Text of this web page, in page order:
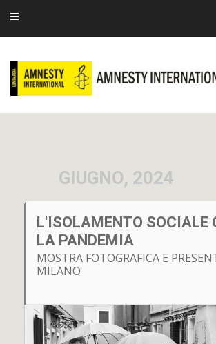
GIUGNO, 2024
L'ISOLAMENTO SOCIALE
LA PANDEMIA
MOSTRA FOTOGRAFICA E
MILANO